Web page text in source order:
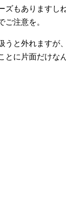
もありますしね
注意を。
と外れますが
とに片面だけな